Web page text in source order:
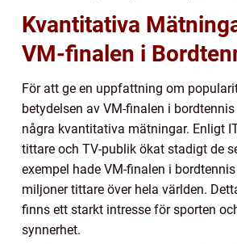
Kvantitativa
VM-finalen i
För att ge en uppfattning om
betydelsen av VM-finalen i
några kvantitativa mätningar. Enligt
tittare och TV-publik ökat stadigt de
exempel hade VM-finalen i
miljoner tittare över hela världen.
finns ett starkt intresse för sporten
synnerhet.